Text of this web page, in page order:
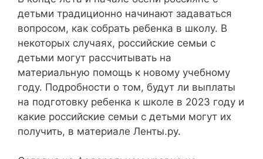
детьми традиционно начинают задаваться
вопросом, как собрать ребенка в школу. В
некоторых случаях, российские семьи с
детьми могут рассчитывать на
материальную помощь к новому учебному
году. Подробности о том, будут ли выплаты
на подготовку ребенка к школе в 2023 году и
какие российские семьи с детьми могут их
получить, в материале Ленты.ру.